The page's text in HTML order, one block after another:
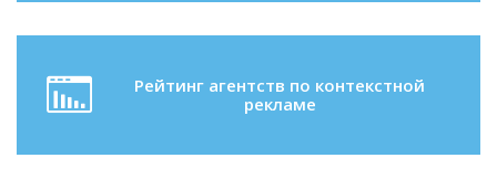
Рейтинг агентств по контекстной
рекламе